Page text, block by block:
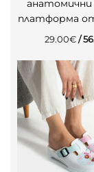
анатомични
платформа
29.00€/